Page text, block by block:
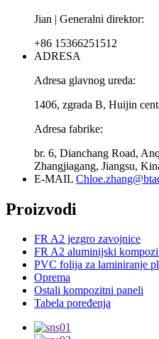
Jian | Generalni direktor:
+86 15366251512
ADRESA
Adresa glavnog ureda:
1406, zgrada B, Huijin
Adresa fabrike:
br. 6, Dianchang Road,
Zhangjiagang, Jiangsu,
E-MAIL
Proizvodi
FR A2 jezgro zavojnice
FR A2 aluminijski
PVC folija za laminiranje
Oprema
Ostali kompozitni paneli
Tabela poređenja